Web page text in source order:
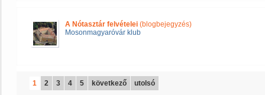
A Nótasztár felvételei (blogbejegyzés)
Mosonmagyaróvár klub
1 2 3 4 5 következő utolsó